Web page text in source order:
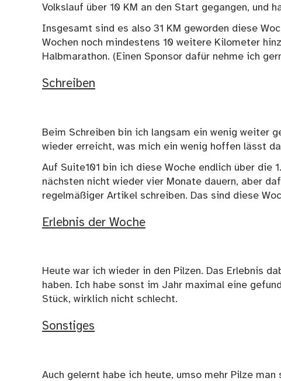
Volkslauf über 10 KM an den Start gegangen, und
Insgesamt sind es also 31 KM geworden diese
Wochen noch mindestens 10 weitere Kilometer
Halbmarathon. (Einen Sponsor dafür nehme ich
Schreiben
Beim Schreiben bin ich langsam ein wenig weiter
wieder erreicht, was mich ein wenig hoffen lässt
Auf Suite101 bin ich diese Woche endlich über
nächsten nicht wieder vier Monate dauern, aber
regelmäßiger Artikel schreiben. Das sind diese
Erlebnis der Woche
Heute war ich wieder in den Pilzen. Das Erlebnis
haben. Ich habe sonst im Jahr maximal eine
Stück, wirklich nicht schlecht.
Sonstiges
Auch gelernt habe ich heute, umso mehr Pilze